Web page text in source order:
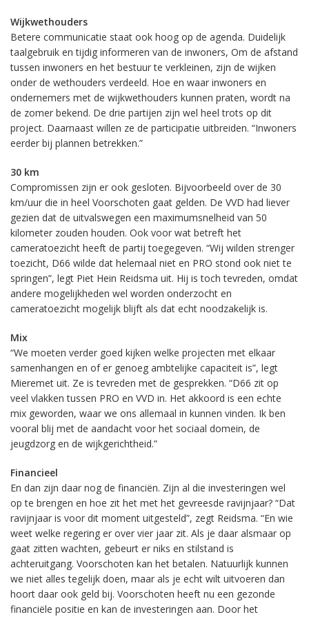
Wijkwethouders
Betere communicatie staat ook hoog op de agenda. Duidelijk
taalgebruik en tijdig informeren van de inwoners, Om de afstand
tussen inwoners en het bestuur te verkleinen, zijn de wijken
onder de wethouders verdeeld. Hoe en waar inwoners en
ondernemers met de wijkwethouders kunnen praten, wordt na
de zomer bekend. De drie partijen zijn wel heel trots op dit
project. Daarnaast willen ze de participatie uitbreiden. “Inwoners
eerder bij plannen betrekken.”
30 km
Compromissen zijn er ook gesloten. Bijvoorbeeld over de 30
km/uur die in heel Voorschoten gaat gelden. De VVD had liever
gezien dat de uitvalswegen een maximumsnelheid van 50
kilometer zouden houden. Ook voor wat betreft het
cameratoezicht heeft de partij toegegeven. “Wij wilden strenger
toezicht, D66 wilde dat helemaal niet en PRO stond ook niet te
springen”, legt Piet Hein Reidsma uit. Hij is toch tevreden, omdat
andere mogelijkheden wel worden onderzocht en
cameratoezicht mogelijk blijft als dat echt noodzakelijk is.
Mix
“We moeten verder goed kijken welke projecten met elkaar
samenhangen en of er genoeg ambtelijke capaciteit is”, legt
Mieremet uit. Ze is tevreden met de gesprekken. “D66 zit op
veel vlakken tussen PRO en VVD in. Het akkoord is een echte
mix geworden, waar we ons allemaal in kunnen vinden. Ik ben
vooral blij met de aandacht voor het sociaal domein, de
jeugdzorg en de wijkgerichtheid.”
Financieel
En dan zijn daar nog de financiën. Zijn al die investeringen wel
op te brengen en hoe zit het met het gevreesde ravijnjaar? “Dat
ravijnjaar is voor dit moment uitgesteld”, zegt Reidsma. “En wie
weet welke regering er over vier jaar zit. Als je daar alsmaar op
gaat zitten wachten, gebeurt er niks en stilstand is
achteruitgang. Voorschoten kan het betalen. Natuurlijk kunnen
we niet alles tegelijk doen, maar als je echt wilt uitvoeren dan
hoort daar ook geld bij. Voorschoten heeft nu een gezonde
financiële positie en kan de investeringen aan. Door het